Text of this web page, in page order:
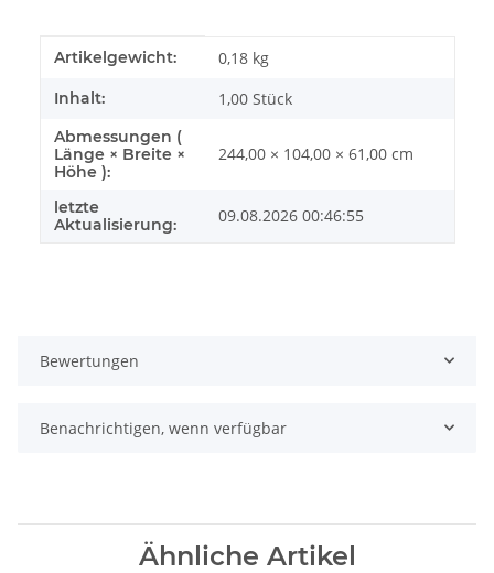
Produkteigenschaft
Wert
Artikelgewicht: 0,18 kg
Inhalt: 1,00 Stück
Abmessungen (
Länge × Breite ×
Höhe ):
244,00 × 104,00 × 61,00 cm
letzte
Aktualisierung:
09.08.2026 00:46:55
Bewertungen
Benachrichtigen, wenn verfügbar
Ähnliche Artikel